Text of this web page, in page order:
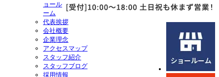
ョール
ーム
代表挨拶
会社概要
企業理念
アクセスマップ
スタッフ紹介
スタッフブログ
採用情報